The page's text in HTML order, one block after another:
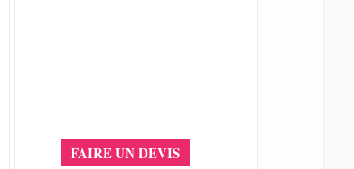
FAIRE UN DEVIS